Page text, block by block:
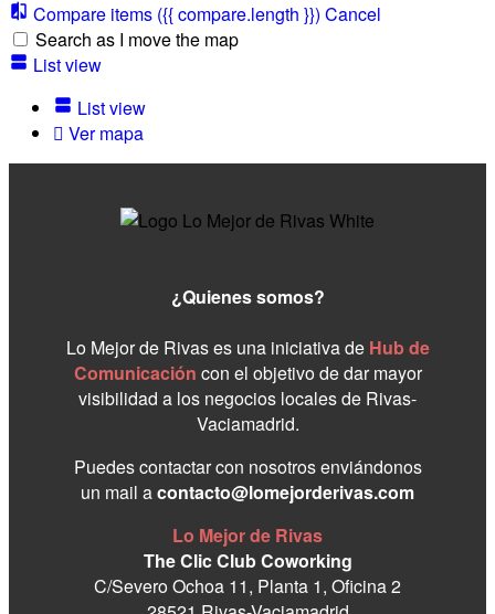
Compare items ({{ compare.length }}) Cancel
Search as I move the map
List view
List view
Ver mapa
¿Quienes somos?
Lo Mejor de Rivas es una iniciativa de Hub de
Comunicación con el objetivo de dar mayor
visibilidad a los negocios locales de Rivas-
Vaciamadrid.
Puedes contactar con nosotros enviándonos
un mail acontacto@lomejorderivas.com
Lo Mejor de Rivas
The Clic Club Coworking
C/Severo Ochoa 11, Planta 1, Oficina 2